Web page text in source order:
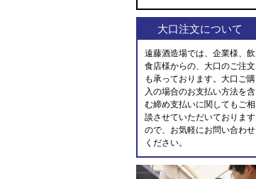
大口注文について
遠藤酒造場では、企業様、飲
食店様からの、大口のご注文
も承っております。大口ご購
入の場合のお支払い方法を含
む締め支払いに関してもご相
談させていただいております
ので、お気軽にお問い合わせ
ください。